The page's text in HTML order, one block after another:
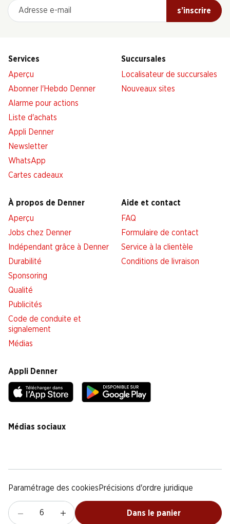
Dans le panier
Adresse e-mail
s’inscrire
Services
Aperçu
Abonner l'Hebdo Denner
Alarme pour actions
Liste d'achats
Appli Denner
Newsletter
WhatsApp
Cartes cadeaux
Succursales
Localisateur de succursales
Nouveaux sites
À propos de Denner
Aperçu
Jobs chez Denner
Indépendant grâce à Denner
Durabilité
Sponsoring
Qualité
Publicités
Code de conduite et
signalement
Médias
Aide et contact
FAQ
Formulaire de contact
Service à la clientèle
Conditions de livraison
Appli Denner
Médias sociaux
Paramétrage des cookies Précisions d'ordre juridique
Déclaration de protection des donnéesNotice légaleCG